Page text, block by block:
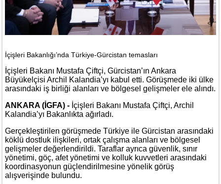
İçişleri Bakanlığı’nda Türkiye-Gürcistan temasları
İçişleri Bakanı Mustafa Çiftçi, Gürcistan’ın Ankara
Büyükelçisi Archil Kalandia’yı kabul etti. Görüşmede iki ülke
arasındaki iş birliği alanları ve bölgesel gelişmeler ele alındı.
ANKARA (İGFA) - İçişleri Bakanı Mustafa Çiftçi, Archil
Kalandia’yı Bakanlıkta ağırladı.
Gerçekleştirilen görüşmede Türkiye ile Gürcistan arasındaki
köklü dostluk ilişkileri, ortak çalışma alanları ve bölgesel
gelişmeler değerlendirildi. Taraflar ayrıca güvenlik, sınır
yönetimi, göç, afet yönetimi ve kolluk kuvvetleri arasındaki
koordinasyonun güçlendirilmesine yönelik görüş
alışverişinde bulundu.